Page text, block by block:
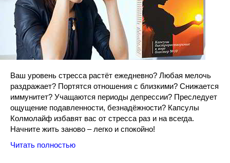
Ваш уровень стресса растёт ежедневно? Любая мелочь
раздражает? Портятся отношения с близкими? Снижается
иммунитет? Учащаются периоды депрессии? Преследует
ощущение подавленности, безнадёжности? Капсулы
Колмолайф избавят вас от стресса раз и на всегда.
Начните жить заново – легко и спокойно!
Читать полностью